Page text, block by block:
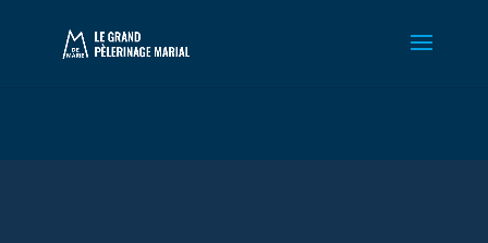
: Constant WP_CRON_LOCK_TIMEOUT already defined in
/htdocs/wp-config.phpon line